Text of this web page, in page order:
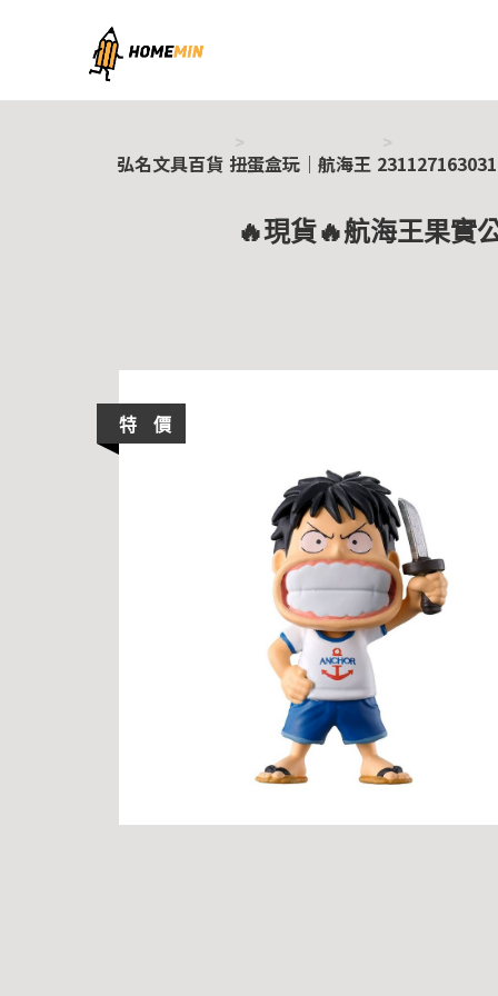
弘名文具百貨
弘名文具百貨 扭蛋盒玩｜航海王 231127163031
🔥現貨🔥航海王果實
特 價